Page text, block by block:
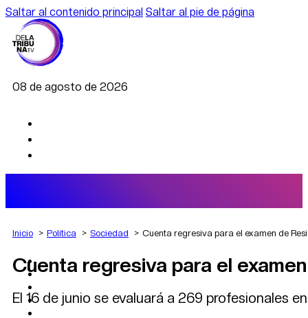
Saltar al contenido principal Saltar al pie de página
08 de agosto de 2026
AGRO
DEPORTES
POLÍTICA
Inicio Política Sociedad Cuenta regresiva para el examen de
Cuenta regresiva para el
El 16 de junio se evaluará a 269 profesionales